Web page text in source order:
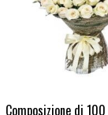
Composizione di